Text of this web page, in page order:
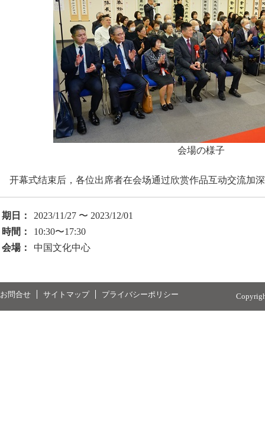
会場の様子
开幕式结束后，各位出席者在会场通过欣赏作品互动交流加
期日：
2023/11/27 〜 2023/12/01
時間：
10:30〜17:30
会場：
中国文化中心
お問合せ サイトマップ プライバシーポリシー